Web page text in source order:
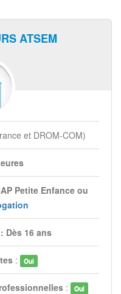
ATSEM
et DROM-COM)
Petite Enfance ou
Dès 16 ans
: Oui
: Oui